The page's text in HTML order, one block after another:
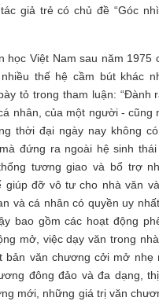
giả trẻ có chủ đề “Góc
học Việt Nam sau năm 1975
thế hệ cầm bút khác
tỏ trong tham luận: “Đành
nhân, của một người - cũng
thời đại ngày nay không
đứng ra ngoài hệ sinh
tương giao và bổ trợ
giúp đỡ vô tư cho nhà văn
và cá nhân có quyền uy
bao gồm các hoạt động
mở, việc dạy văn trong
bản văn chương cởi mở nhẹ
đông đảo và đa dạng,
mới, những giá trị văn